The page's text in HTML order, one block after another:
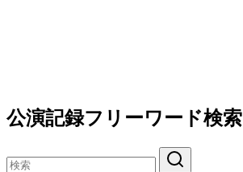
公演記録フリーワード検索